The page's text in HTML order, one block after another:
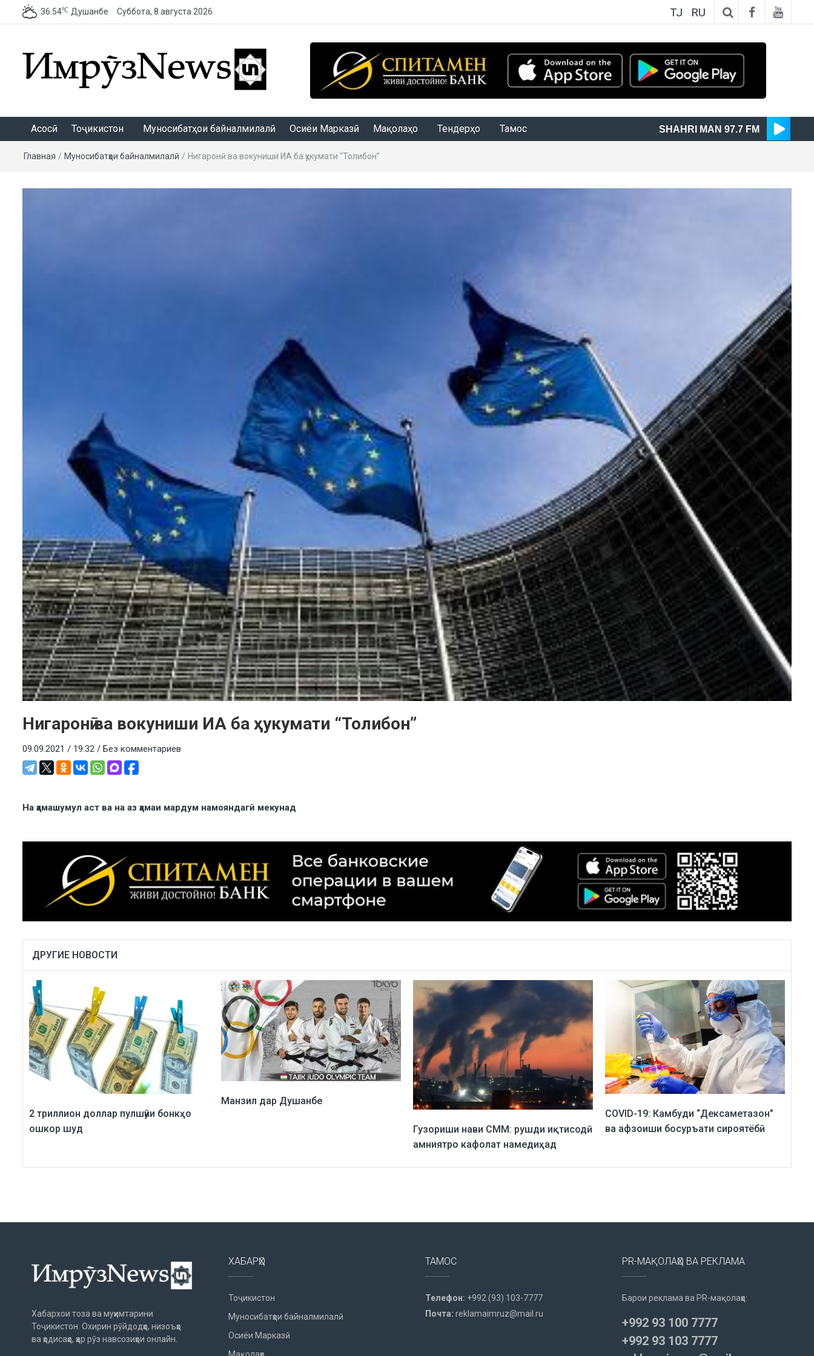
36.54℃ Душанбе Суббота, 8 августа 2026 TJ RU
Асосӣ Тоҷикистон Муносибатҳои байналмилалӣ Осиёи Марказӣ Мақолаҳо Тендерҳо Тамос SHAHRI MAN 97.7 FM
Главная / Муносибатҳои байналмилалӣ / Нигаронӣ ва вокуниши ИА ба ҳукумати “Толибон”
Нигаронӣ ва вокуниши ИА ба ҳукумати “Толибон”
09.09.2021 / 19:32 / Без комментариев
На ҳамашумул аст ва на аз ҳамаи мардум намояндагӣ мекунад
ДРУГИЕ НОВОСТИ
2 триллион доллар пулшӯии бонкҳо
ошкор шуд
Манзил дар Душанбе
Гузориши нави СММ: рушди иқтисодӣ
амниятро кафолат намедиҳад
COVID-19: Камбуди “Дексаметазон”
ва афзоиши босуръати сироятёбӣ
Хабархои тоза ва муҳимтарини
Тоҷикистон. Охирин рӯйдодҳо, низоъҳо
ва ҳодисаҳо, ҳар рӯз навсозиҳои онлайн.
ХАБАРҲО
Тоҷикистон
Муносибатҳои байналмилалӣ
Осиёи Марказӣ
ТАМОС
Телефон: +992 (93) 103-7777
Почта: reklamaimruz@mail.ru
PR-МАҚОЛАҲО ВА РЕКЛАМА
Барои реклама ва PR-мақолаҳо:
+992 93 100 7777
+992 93 103 7777